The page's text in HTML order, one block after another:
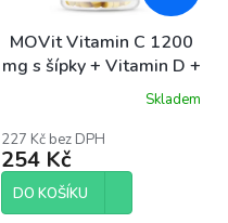
MOVit Vitamin C 1200
mg s šípky + Vitamin D +
Zinek PREMIUM, 90
produktu
je
5,0
5
Skladem
227 Kč bez DPH
254 Kč
DO KOŠÍKU